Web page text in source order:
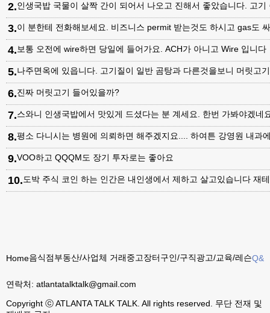
2.인생국밥 국물이 살짝 간이 되어서 나오고 진해서 좋았습니다. 고
3.이 분한테 전화해보세요. 비즈니스 permit 받는것도 하시고 gas도
4.보통 오전에 wire하면 당일에 들어가요. ACH가 아니고 Wire 입니다
5.나주면옥에 있읍니다. 고기질이 일반 곰탕과 다른것을보니 머릿고
6.진짜 머릿고기 들어있을까?
7.스와니 인생국밥에서 맛있게 드셨다는 분 계세요. 한번 가봐야겠네
8.평소 다니시는 병원에 의뢰하면 해주겠지요.... 하여튼 강영원 내과
9.VOO하고 QQQM도 장기 투자로는 좋아요
10.도박 주식 코인 하는 인간은 내인생에서 제하고 살고있습니다 재
Home음식점부동산/사업체 거래중고장터구인/구직광고/교육/레슨Q&A
연락처: atlantatalktalk@gmail.com
Copyright ⓒ ATLANTA TALK TALK. All rights reserved. 무단 전재 및